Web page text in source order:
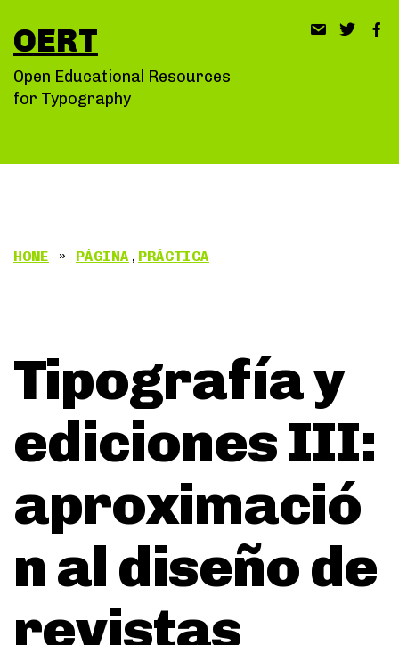
al
contenido
OERT
Open Educational Resources
for Typography
HOME » PÁGINA , PRÁCTICA
Tipografía y
ediciones III:
aproximació
n al diseño de
revistas